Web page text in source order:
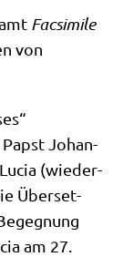
Facsi­mi­le
von
Papst Johan­
Lucia (wie­der­
Über­set­
am 27.